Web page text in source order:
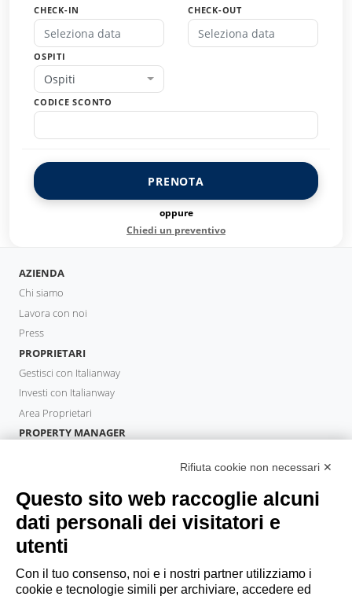
CHECK-IN CHECK-OUT
OSPITI
Ospiti
CODICE SCONTO
PRENOTA
oppure
Chiedi un preventivo
AZIENDA
Chi siamo
Lavora con noi
Press
PROPRIETARI
Gestisci con Italianway
Investi con Italianway
Area Proprietari
PROPERTY MANAGER
OSPITI
Prenota un soggiorno
Soggiorni lunghi
Esperienze per gli ospiti
Sconti per gli ospiti
Convenzioni per Aziende
Rifiuta cookie non necessari ✕
Questo sito web raccoglie alcuni
dati personali dei visitatori e
utenti
Con il tuo consenso, noi e i nostri partner utilizziamo i
cookie e tecnologie simili per archiviare, accedere ed